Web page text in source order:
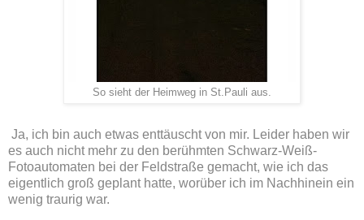
So sieht der Heimweg in St.Pauli aus.
Ja, ich bin auch etwas enttäuscht von mir. Leider haben wir
es auch nicht mehr zu den berühmten Schwarz-Weiß-
Fotoautomaten bei der Feldstraße gemacht, wie ich das
eigentlich groß geplant hatte, worüber ich im Nachhinein ein
wenig traurig war.